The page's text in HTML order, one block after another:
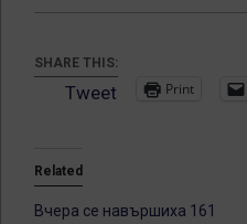
SHARE THIS:
Tweet Print
Related
Вчера се навършиха 161